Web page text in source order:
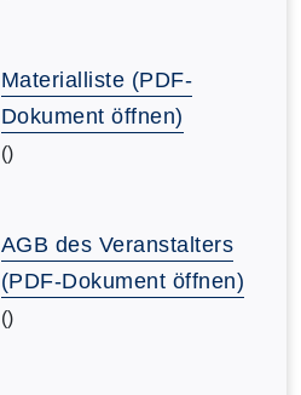
Materialliste (PDF-
Dokument öffnen)
()
AGB des Veranstalters
(PDF-Dokument öffnen)
()